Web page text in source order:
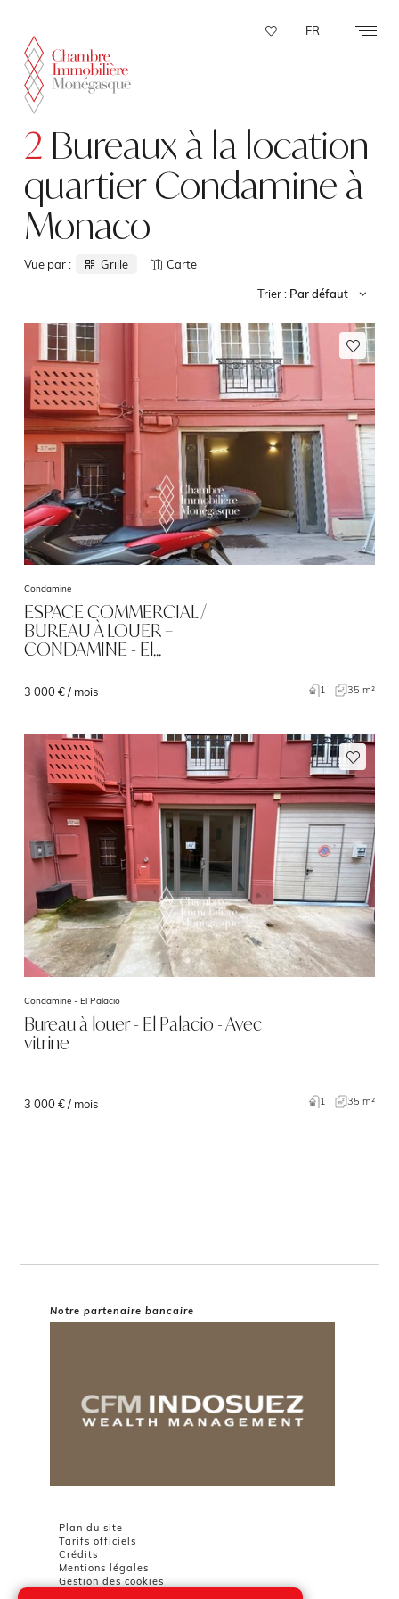
FR
2 Bureaux à la location
quartier Condamine à
Monaco
Vue par : Grille Carte
Trier : Par défaut
Condamine
ESPACE COMMERCIAL /
BUREAU À LOUER –
CONDAMINE - El…
3 000 € / mois 1 35 m²
Condamine - El Palacio
Bureau à louer - El Palacio - Avec
vitrine
3 000 € / mois 1 35 m²
Notre partenaire bancaire
Plan du site
Tarifs officiels
Crédits
Mentions légales
Gestion des cookies